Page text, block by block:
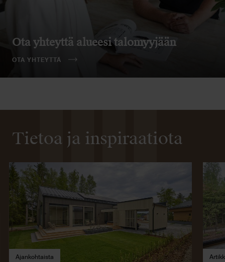
Ota yhteyttä alueesi talomyyjään
OTA YHTEYTTÄ
Tietoa ja inspiraatiota
Ajankohtaista